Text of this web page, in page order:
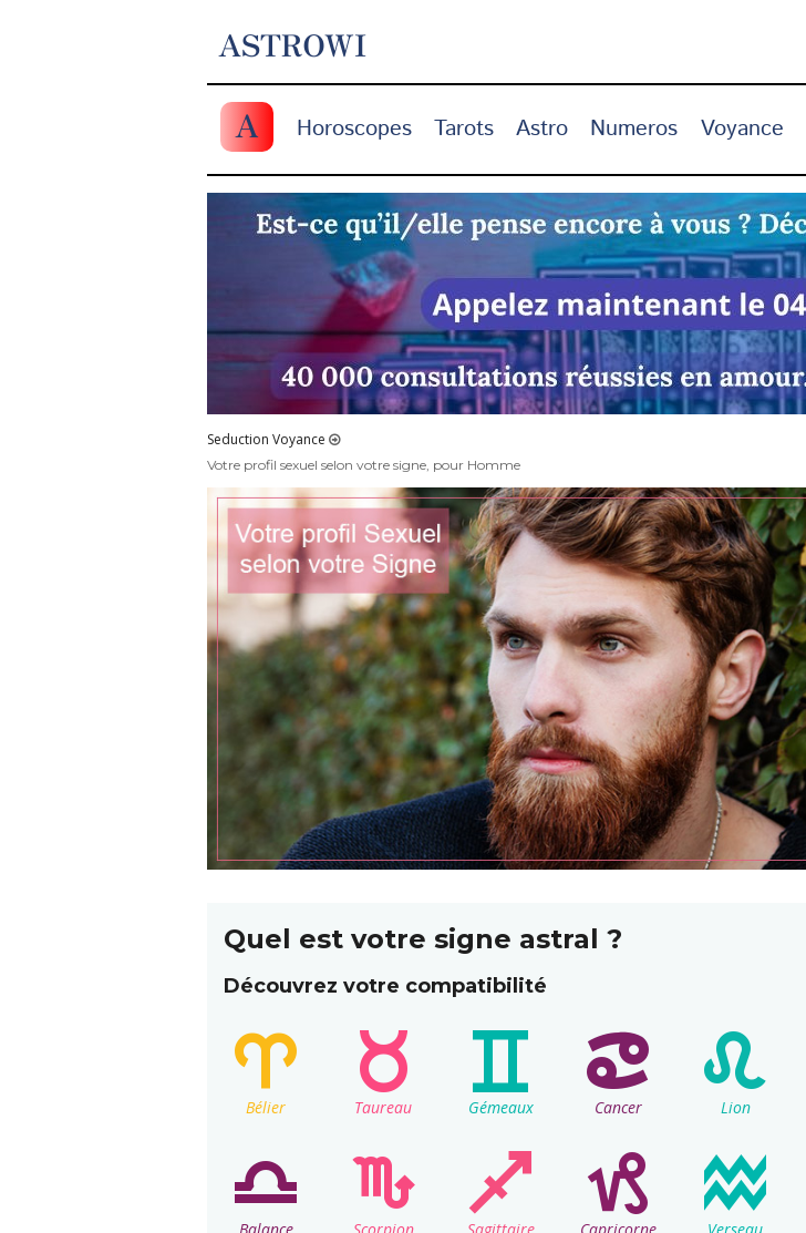
ASTROWI
A Horoscopes Tarots Astro Numeros Voyance
Seduction Voyance
Votre profil sexuel selon votre signe, pour Homme
Quel est votre signe astral ?
Découvrez votre compatibilité
Bélier Taureau Gémeaux Cancer Lion